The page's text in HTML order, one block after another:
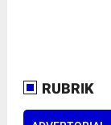
RUBRIK